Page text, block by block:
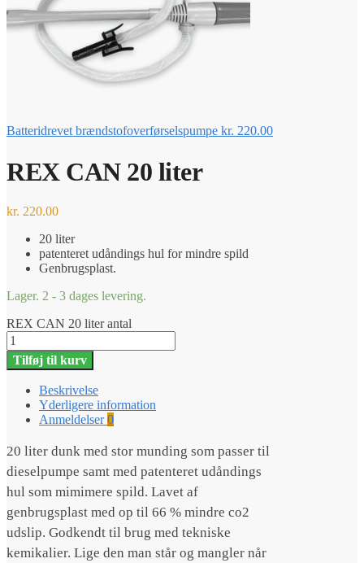
Batteridrevet brændstofoverførselspumpe kr. 220.00
REX CAN 20 liter
kr. 220.00
20 liter
patenteret udåndings hul for mindre spild
Genbrugsplast.
Lager. 2 - 3 dages levering.
REX CAN 20 liter antal
Tilføj til kurv
Beskrivelse
Yderligere information
Anmeldelser0
20 liter dunk med stor munding som passer til
dieselpumpe samt med patenteret udåndings
hul som mimimere spild. Lavet af
genbrugsplast med op til 66 % mindre co2
udslip. Godkendt til brug med tekniske
kemikalier. Lige den man står og mangler når